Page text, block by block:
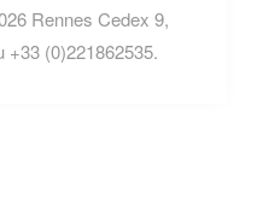
Rennes Cedex 9,
+33 (0)221862535.